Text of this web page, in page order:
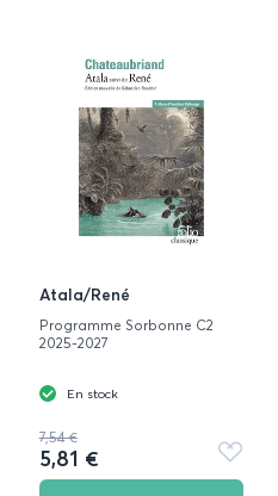
Atala/René
Programme Sorbonne C2
2025-2027
En stock
7,54 €
5,81 €
Ajouter
aux